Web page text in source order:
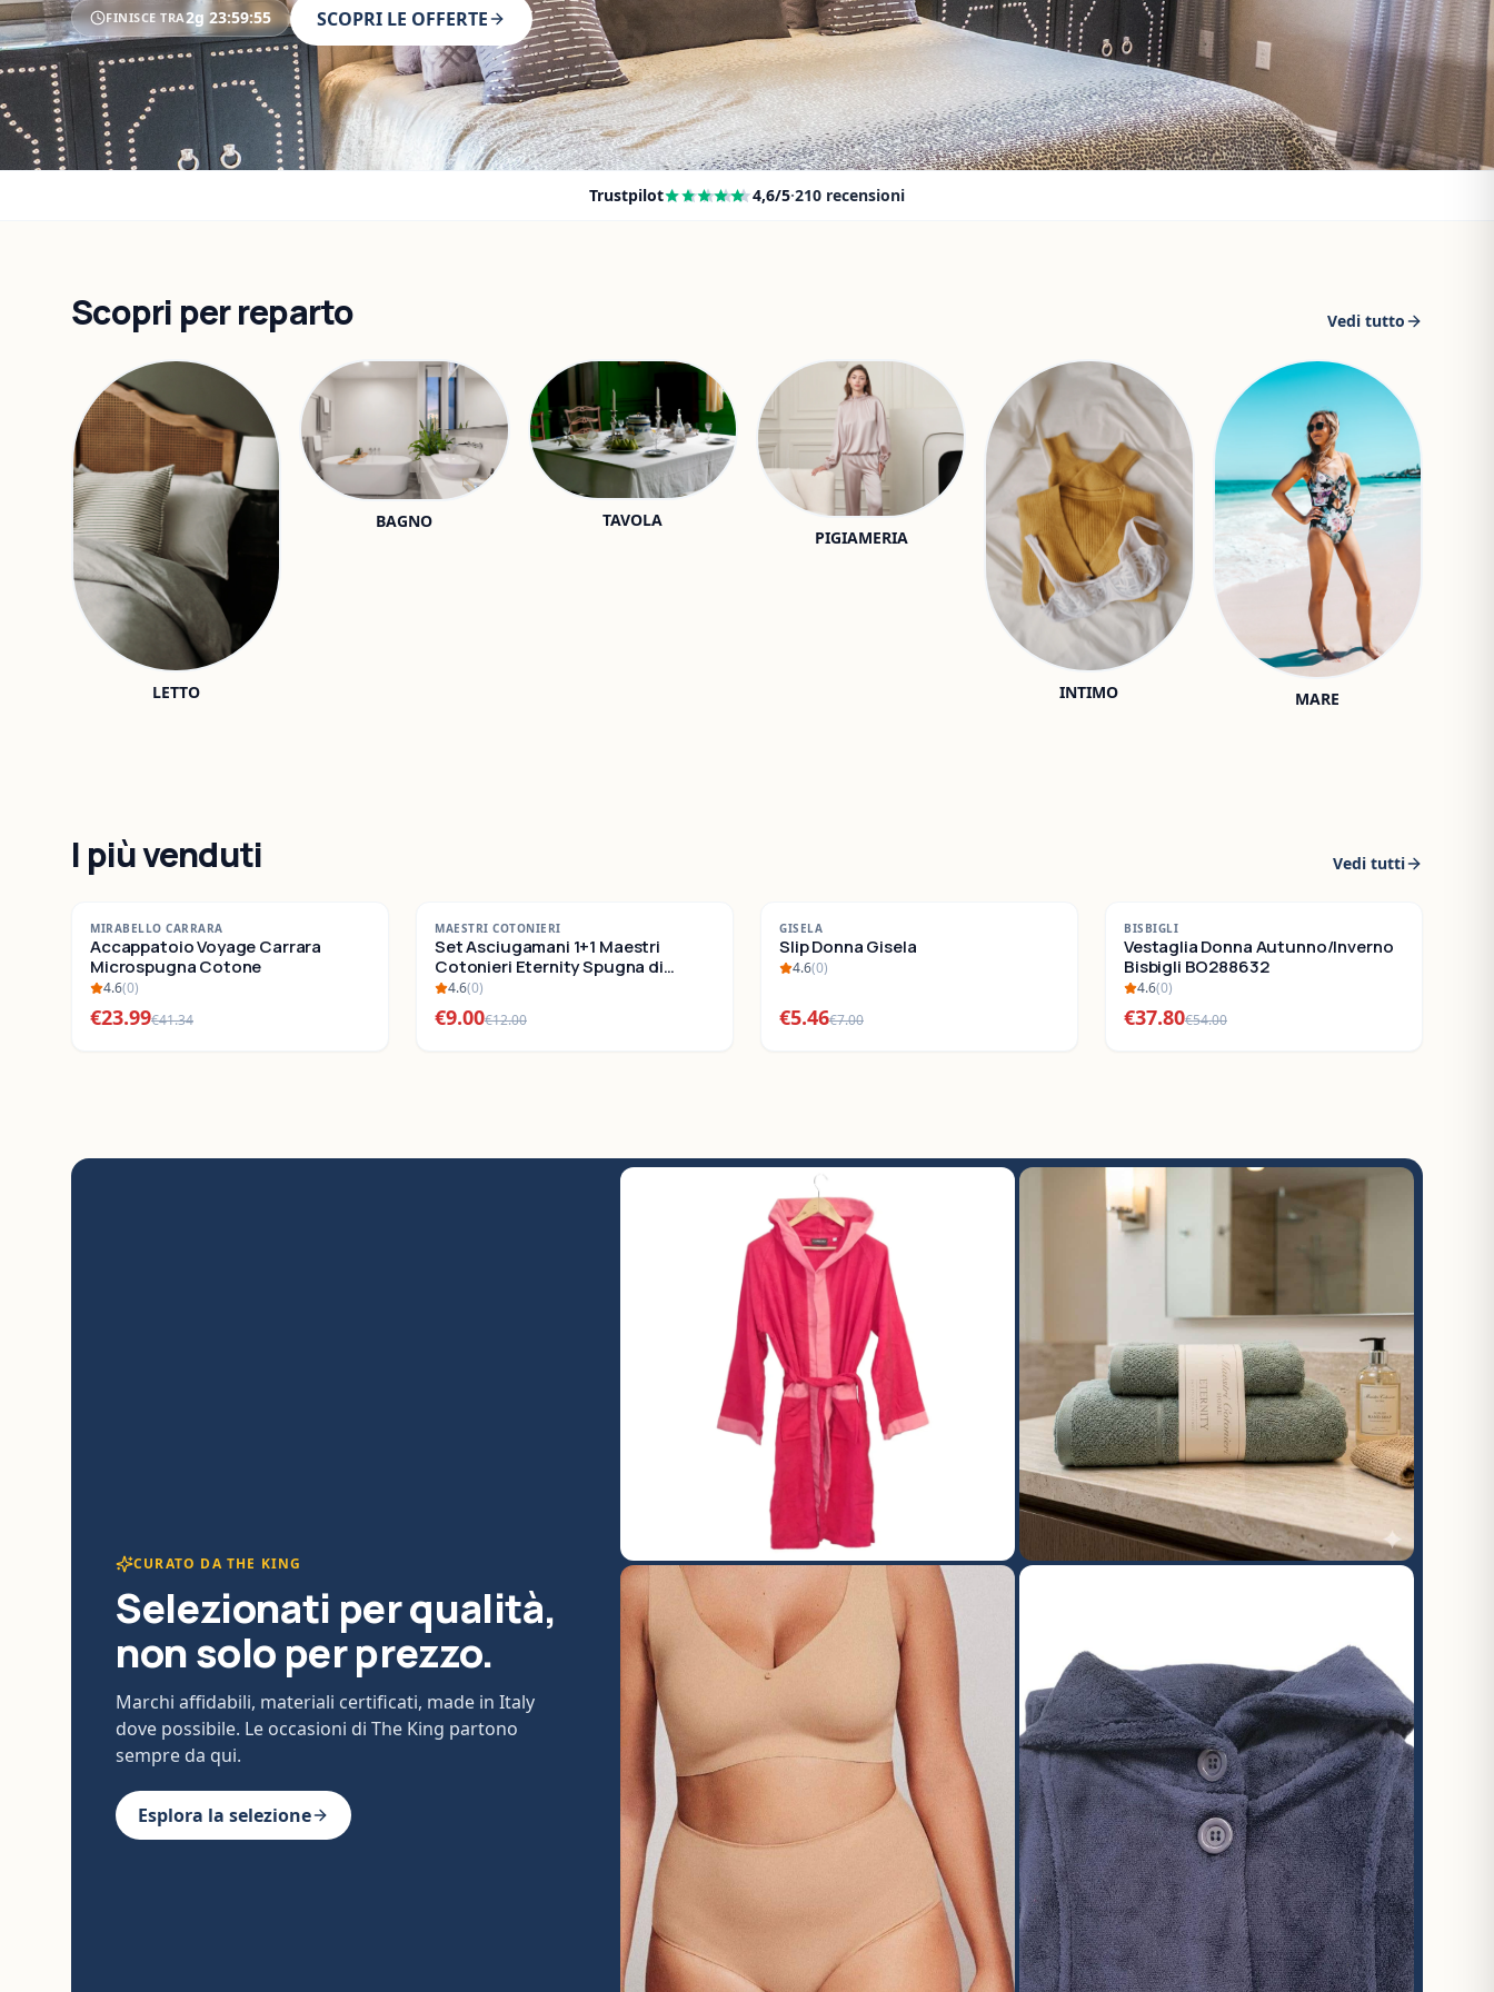
FINISCE TRA2g23:59:53 SCOPRI LE OFFERTE
Trustpilot 4,6/5·210 recensioni
Scopri per reparto Vedi tutto
LETTO
BAGNO
TAVOLA
PIGIAMERIA
INTIMO MARE
I più venduti Vedi tutti
- 42%
SALDI
MIRABELLO CARRARA
Accappatoio Voyage Carrara
Microspugna Cotone
4.6(0)
€23.99€41.34
- 25 %
SALDI
MAESTRI COTONIERI
Set Asciugamani 1+1 Maestri
Cotonieri Eternity Spugna di
Cotone
4.6(0)
€9.00€12.00
-22%
SALDI
GISELA
Slip Donna Gisela
4.6(0)
€5.46€7.00
-30%
SALDI
BISBIGLI
Vestaglia Donna Autunno/Inverno
Bisbigli BO288632
4.6(0)
€37.80€54.00
CURATO DA THE KING
Selezionati per qualità,
non solo per prezzo.
Marchi affidabili, materiali certificati, made in Italy
dove possibile. Le occasioni di The King partono
sempre da qui.
Esplora la selezione